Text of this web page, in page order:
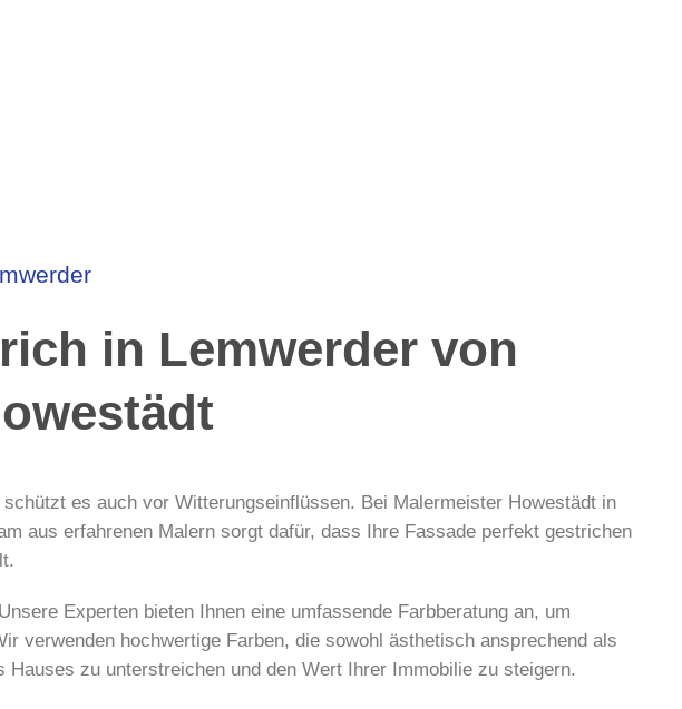
in Lemwerder von
es auch vor Witterungseinflüssen. Bei Malermeister Howestädt in
aus erfahrenen Malern sorgt dafür, dass Ihre Fassade perfekt gestrichen
Experten bieten Ihnen eine umfassende Farbberatung an, um
verwenden hochwertige Farben, die sowohl ästhetisch ansprechend als
zu unterstreichen und den Wert Ihrer Immobilie zu steigern.